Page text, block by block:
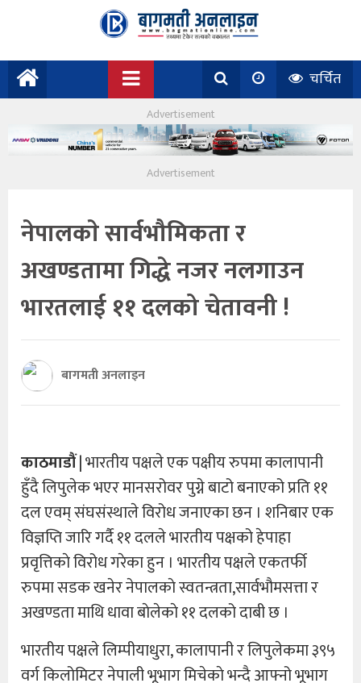
चर्चित
नेपालकाे सार्वभौमिकता र
अखण्डतामा गिद्धे नजर नलगाउन
भारतलाई ११ दलको चेतावनी !
बागमती अनलाइन
काठमाडौं| भारतीय पक्षले एक पक्षीय रुपमा कालापानी
हुँदै लिपुलेक भएर मानसरोवर पुग्ने बाटो बनाएको प्रति ११
दल एवम् संघसंस्थाले विरोध जनाएका छन । शनिबार एक
विज्ञप्ति जारि गर्दै ११ दलले भारतीय पक्षको हेपाहा
प्रवृत्तिकाे विरोध गरेका हुन । भारतीय पक्षले एकतर्फी
रुपमा सडक खनेर नेपालकाे स्वतन्त्रता,सार्वभौमसत्ता र
अखण्डता माथि धावा बाेलेकाे ११ दलको दाबी छ ।
भारतीय पक्षले लिम्पीयाधुरा, कालापानी र लिपुलेकमा ३९५
वर्ग किलोमिटर नेपाली भूभाग मिचेकाे भन्दै आफ्नो भूभाग